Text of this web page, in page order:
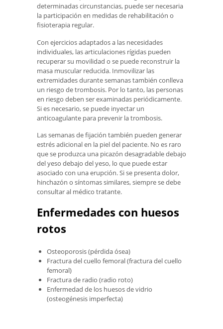
determinadas circunstancias, puede ser necesaria
la participación en medidas de rehabilitación o
fisioterapia regular.
Con ejercicios adaptados a las necesidades
individuales, las articulaciones rígidas pueden
recuperar su movilidad o se puede reconstruir la
masa muscular reducida. Inmovilizar las
extremidades durante semanas también conlleva
un riesgo de trombosis. Por lo tanto, las personas
en riesgo deben ser examinadas periódicamente.
Si es necesario, se puede inyectar un
anticoagulante para prevenir la trombosis.
Las semanas de fijación también pueden generar
estrés adicional en la piel del paciente. No es raro
que se produzca una picazón desagradable debajo
del yeso debajo del yeso, lo que puede estar
asociado con una erupción. Si se presenta dolor,
hinchazón o síntomas similares, siempre se debe
consultar al médico tratante.
Enfermedades con huesos
rotos
Osteoporosis (pérdida ósea)
Fractura del cuello femoral (fractura del cuello
femoral)
Fractura de radio (radio roto)
Enfermedad de los huesos de vidrio
(osteogénesis imperfecta)